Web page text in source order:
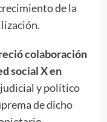
de la
colaboración
social X en
y político
de dicho